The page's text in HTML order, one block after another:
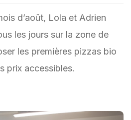
d’août, Lola et Adrien
les jours sur la zone de
les premières pizzas bio
prix accessibles.